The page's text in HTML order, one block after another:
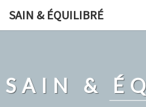
SAIN & ÉQUILIBRÉ
SAIN &